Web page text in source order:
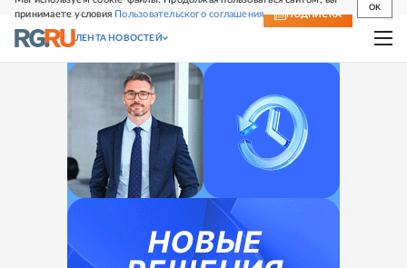
принимаете условия Пользовательского соглашения
OK
СВЕЖИЙ НОМЕР ПОДПИСКА
ЛЕНТА НОВОСТЕЙ